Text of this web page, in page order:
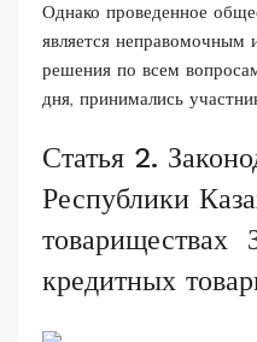
Однако проведенное
является неправомочным
решения по всем
дня, принимались
Статья 2.
Республики
товариществах
кредитных